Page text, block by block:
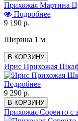
Прихожая Мартина
Подробнее
9 190 р.
Ширина 1 м
В КОРЗИНУ
Ирис Прихожая
Подробнее
9 290 р.
В КОРЗИНУ
Прихожая Соренто с